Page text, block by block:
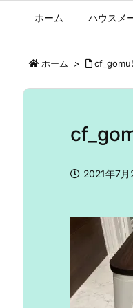
ホーム ハウスメ
ホーム >
2021年7月